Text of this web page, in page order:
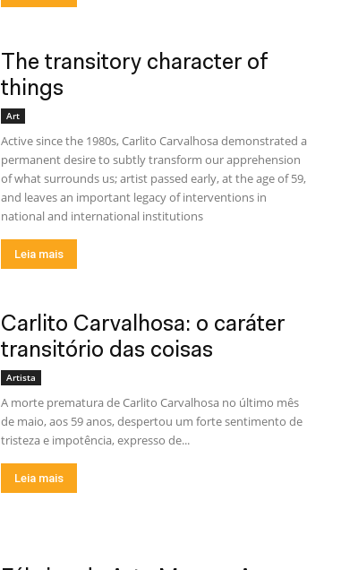
The transitory character of
things
Art
Active since the 1980s, Carlito Carvalhosa demonstrated a
permanent desire to subtly transform our apprehension
of what surrounds us; artist passed early, at the age of 59,
and leaves an important legacy of interventions in
national and international institutions
Leia mais
Carlito Carvalhosa: o caráter
transitório das coisas
Artista
A morte prematura de Carlito Carvalhosa no último mês
de maio, aos 59 anos, despertou um forte sentimento de
tristeza e impotência, expresso de...
Leia mais